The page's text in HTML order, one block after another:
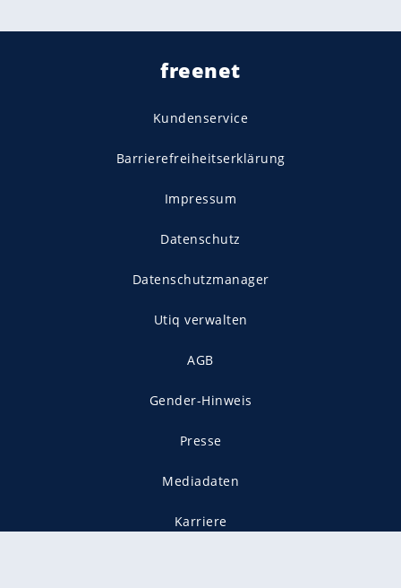
freenet
Kundenservice
Barrierefreiheitserklärung
Impressum
Datenschutz
Datenschutzmanager
Utiq verwalten
AGB
Gender-Hinweis
Presse
Mediadaten
Karriere